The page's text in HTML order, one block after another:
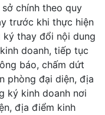
chính theo quy
trước khi thực hiện
thay đổi nội dung
doanh, tiếp tục
báo, chấm dứt
phòng đại diện, địa
ký kinh doanh nơi
địa điểm kinh